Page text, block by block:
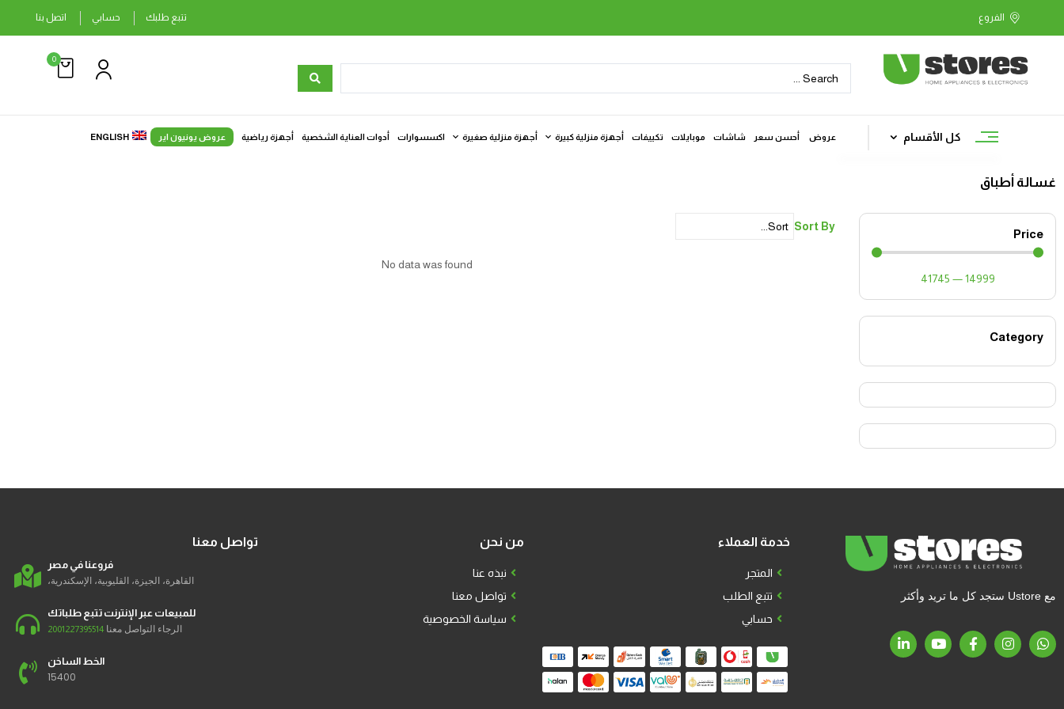
تتبع طلبك حسابي اتصل بنا
0
كل الأقسام عروض أحسن سعر شاشات موبايلات تكييفات أجهزة منزلية كبيرة أجهزة منزلية صغيرة اكسسوارات أدوات العناية الشخصية أجهزة رياضية عروض يونيون اير ENGLISH
غسالة أطباق
Price
14999
—
41745
Category
Sort By
No data was found
مع Ustore ستجد كل ما تريد وأكثر
خدمة العملاء
المتجر
تتبع الطلب
حسابي
من نحن
نبذه عنا
تواصل معنا
سياسة الخصوصية
تواصل معنا
فروعنا في مصر
القاهرة، الجيزة، القليوبية، الإسكندرية،
للمبيعات عبر الإنترنت تتبع طلباتك
الرجاء التواصل معنا 2001227395514
الخط الساخن
15400